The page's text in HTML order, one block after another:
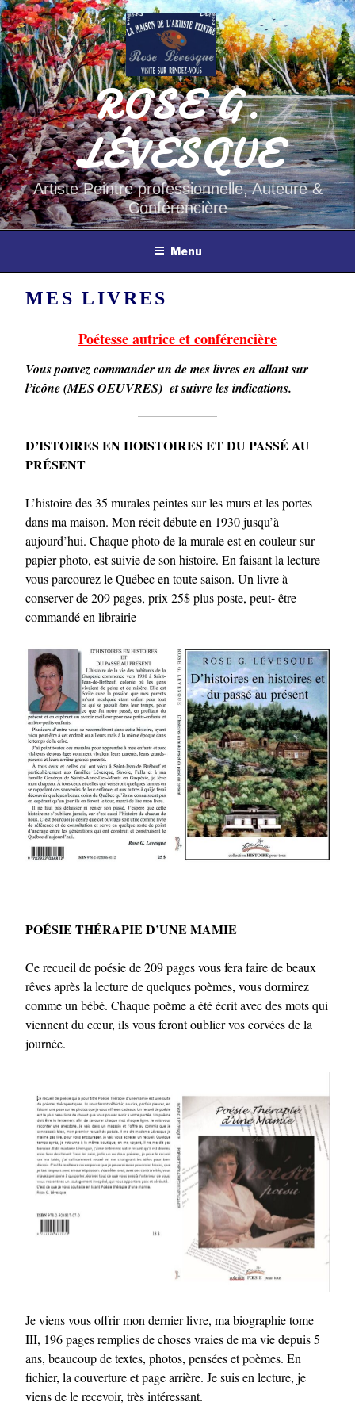
Aller
au
contenu
principal
ROSE G.
LÉVESQUE
Artiste Peintre professionnelle, Auteure &
Conférencière
Menu
MES LIVRES
Poétesse autrice et conférencière
Vous pouvez commander un de mes livres en allant sur
l’icône (MES OEUVRES) et suivre les indications.
D’ISTOIRES EN HOISTOIRES ET DU PASSÉ AU
PRÉSENT
L’histoire des 35 murales peintes sur les murs et les portes
dans ma maison. Mon récit débute en 1930 jusqu’à
aujourd’hui. Chaque photo de la murale est en couleur sur
papier photo, est suivie de son histoire. En faisant la lecture
vous parcourez le Québec en toute saison. Un livre à
conserver de 209 pages, prix 25$ plus poste, peut- être
commandé en librairie
POÉSIE THÉRAPIE D’UNE MAMIE
Ce recueil de poésie de 209 pages vous fera faire de beaux
rêves après la lecture de quelques poèmes, vous dormirez
comme un bébé. Chaque poème a été écrit avec des mots qui
viennent du cœur, ils vous feront oublier vos corvées de la
journée.
Je viens vous offrir mon dernier livre, ma biographie tome
III, 196 pages remplies de choses vraies de ma vie depuis 5
ans, beaucoup de textes, photos, pensées et poèmes. En
fichier, la couverture et page arrière. Je suis en lecture, je
viens de le recevoir, très intéressant.